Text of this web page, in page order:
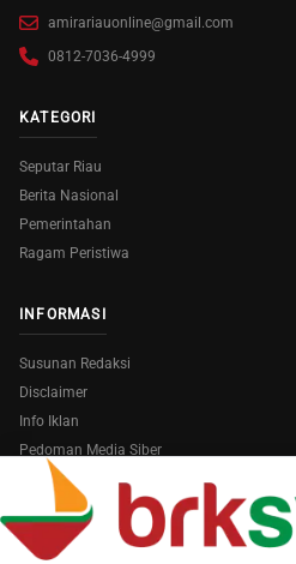
amirariauonline@gmail.com
0812-7036-4999
KATEGORI
Seputar Riau
Berita Nasional
Pemerintahan
Ragam Peristiwa
INFORMASI
Susunan Redaksi
Disclaimer
Info Iklan
Pedoman Media Siber
Copyright © 2026